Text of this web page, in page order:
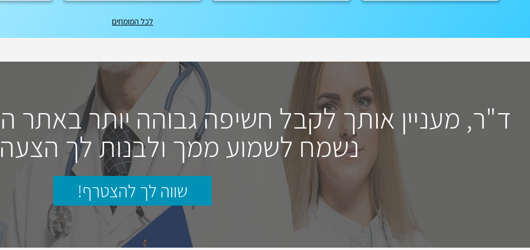
לכל המומחים
ד"ר, מעניין אותך לקבל חשיפה גבוהה יותר באתר
נשמח לשמוע ממך ולבנות לך
שווה לך להצטרף!